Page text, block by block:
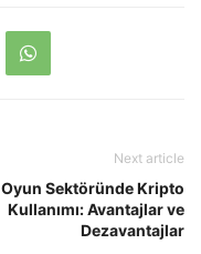
Next article
Oyun Sektöründe Kripto
Kullanımı: Avantajlar ve
Dezavantajlar